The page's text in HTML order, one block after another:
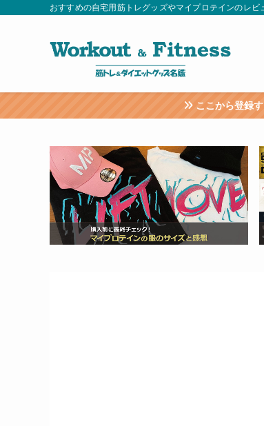
おすすめの自宅用筋トレグッズやマイプロテインのレビ
ここから登録するとマイプ